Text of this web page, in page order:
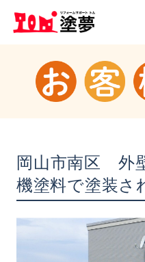
岡山市南区 外
機塗料で塗装さ